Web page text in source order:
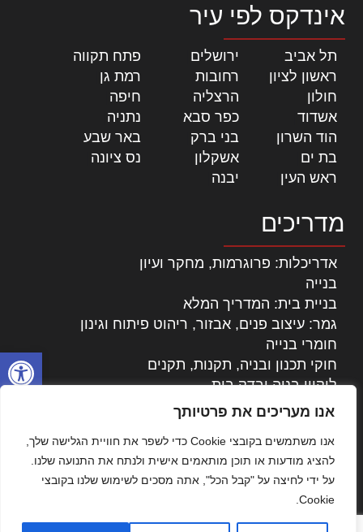
פתח
אנו מעריכים את פרטיותך
אנו משתמשים בקובצי Cookie כדי לשפר את חוויית הגלישה שלך,
להציג מודעות או תוכן מותאמים אישית ולנתח את התנועה שלנו.
על ידי לחיצה על "קבל הכל", אתה מסכים לשימוש שלנו בקובצי
Cookie.
אינדקס לפי עיר
תל אביב ירושלים פתח תקווה
ראשון לציון
רחובות רמת גן
חולון
הרצליה חיפה
אשדוד
כפר סבא נתניה
הוד השרון
בני ברק באר שבע
בת ים
אשקלון נס ציונה
ראש העין
יבנה
מדריכים
אדריכלות: פרוגרמות, מחקר ועיון
בנייה
בניית בית: המדריך המלא
גמר: עיצוב פנים, אבזור, ריהוט פיתוח וגינון
חומרי בנייה
חוקי תכנון ובניה, תקנות, תקנים
ליקויי בניה ובדק בית
נדל"ן: זכויות, אגרות ועסקאות
עקרונות ניהול אחזקה מתקדמות
צילום אדריכלי
שיווק נדלן
שיטות בניה: מפרטים והמלצות
תוכן שיווקי